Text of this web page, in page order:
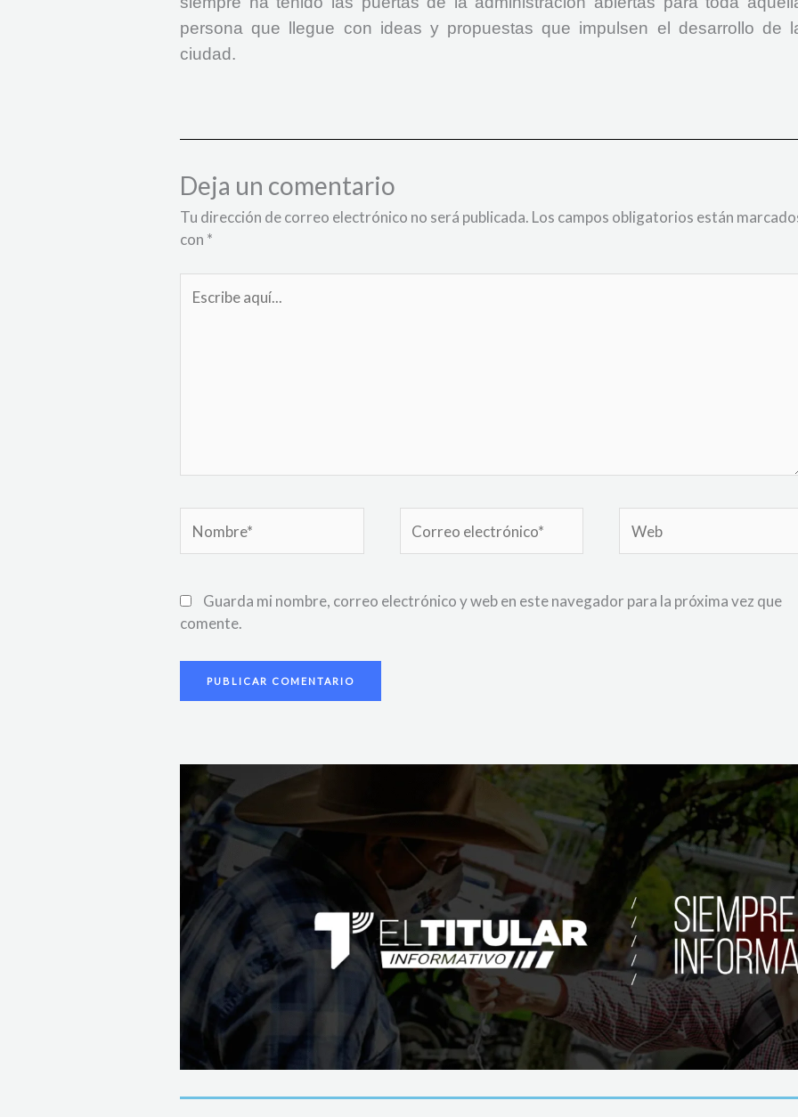
persona que llegue con ideas y propuestas que impulsen el desarrollo de
ciudad.
Deja un comentario
Tu dirección de correo electrónico no será publicada. Los campos obligatorios están
con *
aquí...
electrónico*
Guarda mi nombre, correo electrónico y web en este navegador para la próxima vez que
comente.